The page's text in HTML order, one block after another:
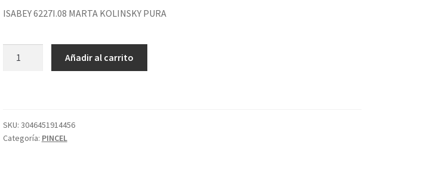
ISABEY 6227I.08 MARTA KOLINSKY PURA
cantidad
Añadir al carrito
SKU: 3046451914456
Categoría: PINCEL